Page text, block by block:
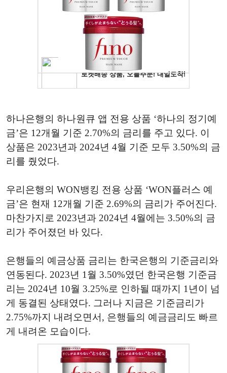
하나은행의 하나원큐 앱 전용 상품 ‘하나의 정기예
금’은 12개월 기준 2.70%의 금리를 주고 있다. 이
상품은 2023년과 2024년 4월 기준 모두 3.50%의 금
리를 줬었다.
우리은행의 WON뱅킹 전용 상품 ‘WON플러스 예
금’은 현재 12개월 기준 2.69%의 금리가 주어진다.
마찬가지로 2023년과 2024년 4월에는 3.50%의 금
리가 주어졌던 바 있다.
은행들의 예금상품 금리는 한국은행의 기준금리와
연동된다. 2023년 1월 3.50%였던 한국은행 기준금
리는 2024년 10월 3.25%로 인하될 때까지 1년이 넘
게 동결된 상태였다. 그러나 지금은 기준금리가
2.75%까지 내려오면서, 은행들의 예금금리도 빠르
게 내려온 모습이다.